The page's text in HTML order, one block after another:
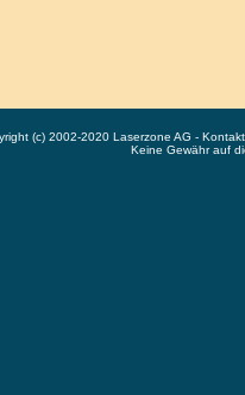
(c) 2002-2020 Laserzone AG -
Keine Gewähr auf